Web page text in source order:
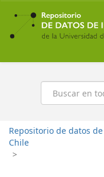
Ir
contenido
principal
Buscar
Repositorio de datos
Chile
>